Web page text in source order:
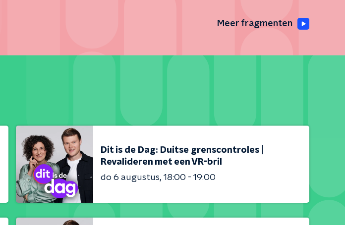
Meer fragmenten
Dit is de Dag: Duitse grenscontroles |
Revalideren met een VR-bril
do 6 augustus 18:00 - 19:00